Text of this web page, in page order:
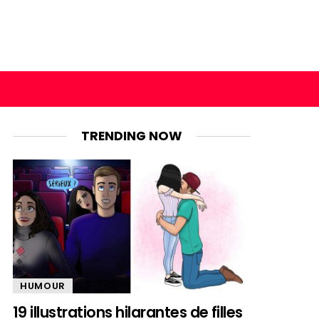
TRENDING NOW
HUMOUR
19 illustrations hilarantes de filles